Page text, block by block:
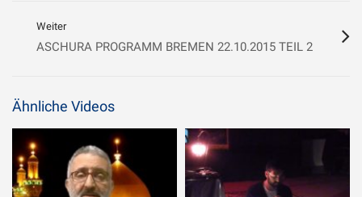
Weiter
ASCHURA PROGRAMM BREMEN 22.10.2015 TEIL 2
Ähnliche Videos